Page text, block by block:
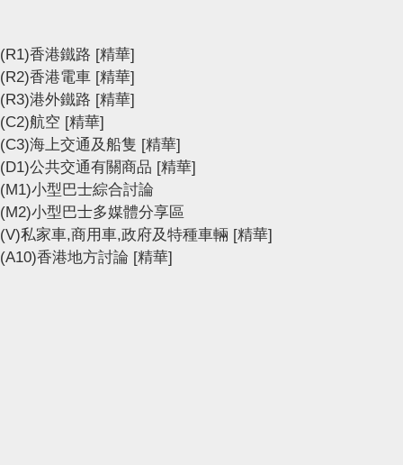
(R1)香港鐵路 [精華]
(R2)香港電車 [精華]
(R3)港外鐵路 [精華]
(C2)航空 [精華]
(C3)海上交通及船隻 [精華]
(D1)公共交通有關商品 [精華]
(M1)小型巴士綜合討論
(M2)小型巴士多媒體分享區
(V)私家車,商用車,政府及特種車輛 [精華]
(A10)香港地方討論 [精華]